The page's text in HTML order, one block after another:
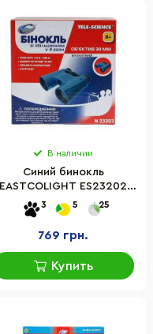
В наличии
Синий бинокль
EASTCOLIGHT ES23202
(увеличение в 4 раза)
3 5 25
769 грн.
Купить